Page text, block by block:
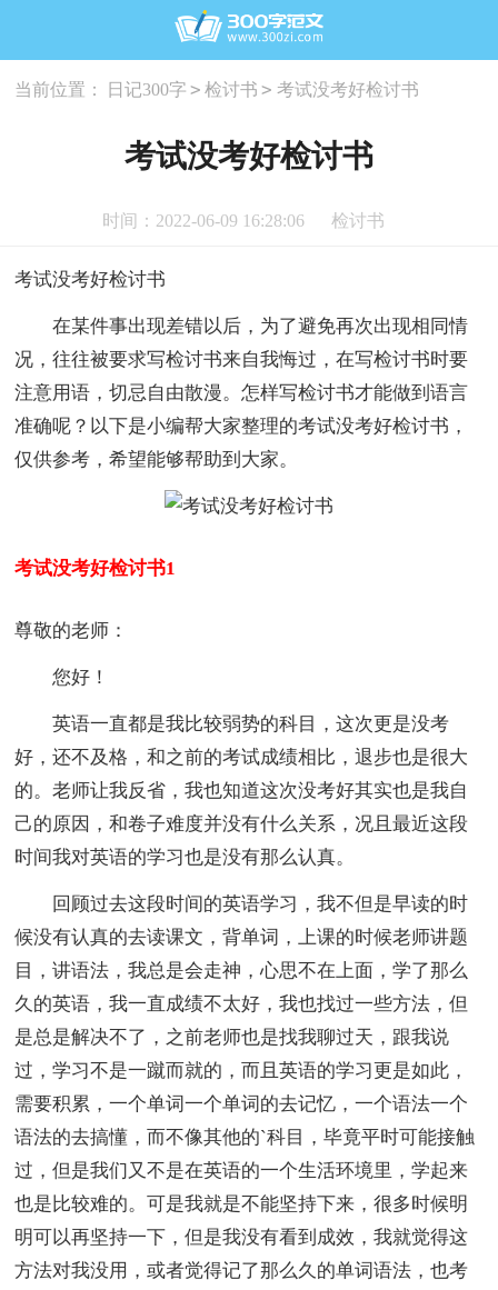
当前位置： 日记300字 > 检讨书 > 考试没考好检讨书
考试没考好检讨书
时间：2022-06-09 16:28:06 检讨书
考试没考好检讨书
在某件事出现差错以后，为了避免再次出现相同情
况，往往被要求写检讨书来自我悔过，在写检讨书时要
注意用语，切忌自由散漫。怎样写检讨书才能做到语言
准确呢？以下是小编帮大家整理的考试没考好检讨书，
仅供参考，希望能够帮助到大家。
考试没考好检讨书1
尊敬的老师：
您好！
英语一直都是我比较弱势的科目，这次更是没考
好，还不及格，和之前的考试成绩相比，退步也是很大
的。老师让我反省，我也知道这次没考好其实也是我自
己的原因，和卷子难度并没有什么关系，况且最近这段
时间我对英语的学习也是没有那么认真。
回顾过去这段时间的英语学习，我不但是早读的时
候没有认真的去读课文，背单词，上课的时候老师讲题
目，讲语法，我总是会走神，心思不在上面，学了那么
久的英语，我一直成绩不太好，我也找过一些方法，但
是总是解决不了，之前老师也是找我聊过天，跟我说
过，学习不是一蹴而就的，而且英语的学习更是如此，
需要积累，一个单词一个单词的去记忆，一个语法一个
语法的去搞懂，而不像其他的`科目，毕竟平时可能接触
过，但是我们又不是在英语的一个生活环境里，学起来
也是比较难的。可是我就是不能坚持下来，很多时候明
明可以再坚持一下，但是我没有看到成效，我就觉得这
方法对我没用，或者觉得记了那么久的单词语法，也考